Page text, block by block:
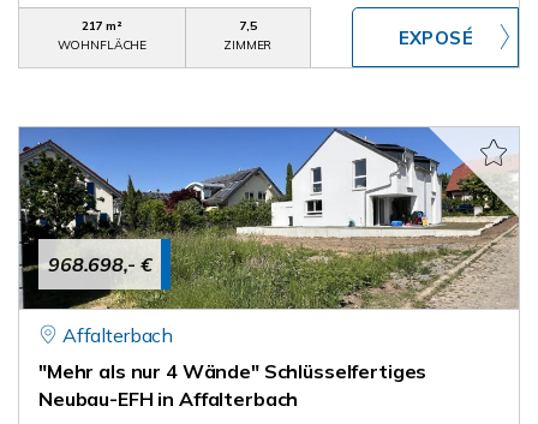
217 m²
WOHNFLÄCHE
7,5
ZIMMER
968.698,- €
Affalterbach
"Mehr als nur 4 Wände" Schlüsselfertiges
Neubau-EFH in Affalterbach